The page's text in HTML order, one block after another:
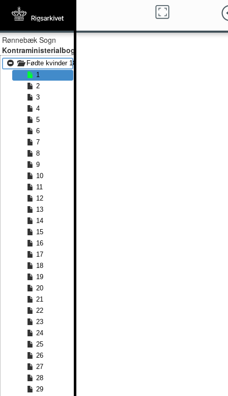
Rønnebæk Sogn
Kontraministerialbog
Fødte kvinder 1861 - Fødte kvinder 1881
1
2
3
4
5
6
7
8
9
10
11
12
13
14
15
16
17
18
19
20
21
22
23
24
25
26
27
28
29